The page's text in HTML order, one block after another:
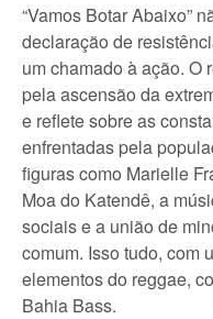
“Vamos Botar Abaixo”
declaração de
um chamado à ação. O
pela ascensão da
e reflete sobre as
enfrentadas pela
figuras como Marielle
Moa do Katendê, a
sociais e a união de
comum. Isso tudo, com
elementos do reggae,
Bahia Bass.